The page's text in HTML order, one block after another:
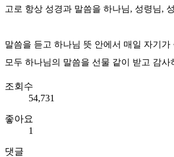
고로 항상 성경과 말씀을 하나님, 성령님,
말씀을 듣고 하나님 뜻 안에서 매일 자기
모두 하나님의 말씀을 선물 같이 받고 감
조회수
54,731
좋아요
1
댓글